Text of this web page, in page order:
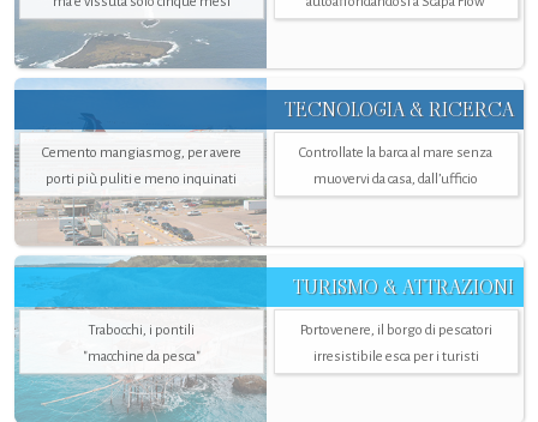
TECNOLOGIA & RICERCA
Cemento mangiasmog, per avere
porti più puliti e meno inquinati
Controllate la barca al mare senza
muovervi da casa, dall’ufficio
TURISMO & ATTRAZIONI
Trabocchi, i pontili
"macchine da pesca"
Portovenere, il borgo di pescatori
irresistibile esca per i turisti